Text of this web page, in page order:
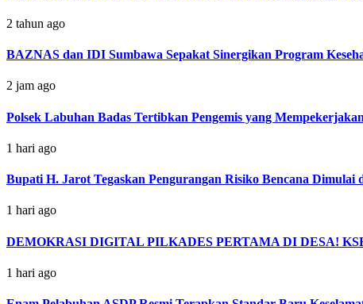
2 tahun ago
BAZNAS dan IDI Sumbawa Sepakat Sinergikan Program
2 jam ago
Polsek Labuhan Badas Tertibkan Pengemis yang
1 hari ago
Bupati H. Jarot Tegaskan Pengurangan Risiko Bencana
1 hari ago
DEMOKRASI DIGITAL PILKADES PERTAMA DI DESA!
1 hari ago